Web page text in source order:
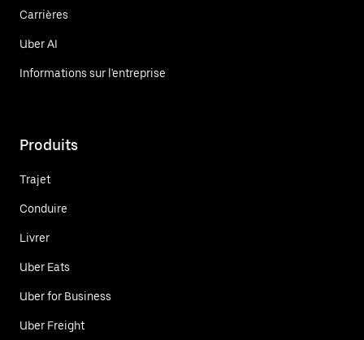
Carrières
Uber AI
Informations sur l'entreprise
Produits
Trajet
Conduire
Livrer
Uber Eats
Uber for Business
Uber Freight